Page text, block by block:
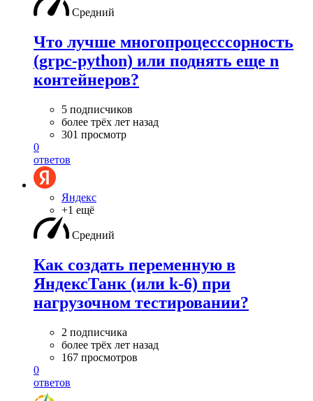
Средний
Что лучше многопроцесссорность
(grpc-python) или поднять еще n
контейнеров?
5 подписчиков
более трёх лет назад
301 просмотр
0
ответов
Яндекс
+1 ещё
Средний
Как создать переменную в
ЯндексТанк (или k-6) при
нагрузочном тестировании?
2 подписчика
более трёх лет назад
167 просмотров
0
ответов